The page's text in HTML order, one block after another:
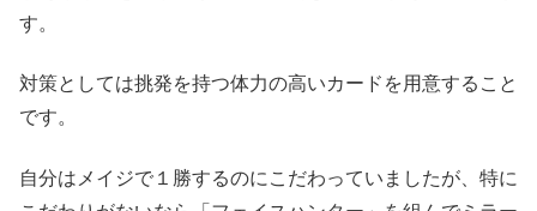
す。
対策としては挑発を持つ体力の高いカードを用意すること
です。
自分はメイジで１勝するのにこだわっていましたが、特に